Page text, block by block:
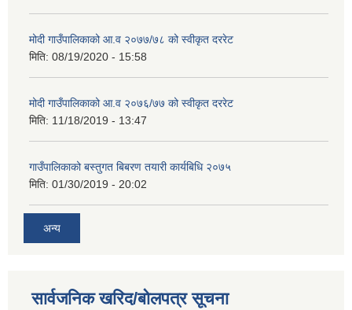
मोदी गाउँपालिकाको आ.व २०७७/७८ को स्वीकृत दररेट
मिति: 08/19/2020 - 15:58
मोदी गाउँपालिकाको आ.व २०७६/७७ को स्वीकृत दररेट
मिति: 11/18/2019 - 13:47
गाउँपालिकाको बस्तुगत बिबरण तयारी कार्यबिधि २०७५
मिति: 01/30/2019 - 20:02
अन्य
सार्वजनिक खरिद/बोलपत्र सूचना